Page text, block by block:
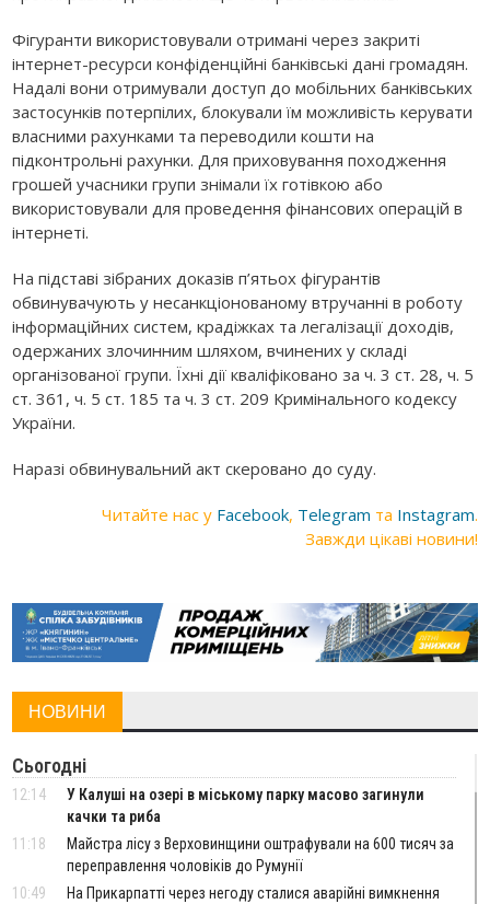
Фігуранти використовували отримані через закриті
інтернет-ресурси конфіденційні банківські дані громадян.
Надалі вони отримували доступ до мобільних банківських
застосунків потерпілих, блокували їм можливість керувати
власними рахунками та переводили кошти на
підконтрольні рахунки. Для приховування походження
грошей учасники групи знімали їх готівкою або
використовували для проведення фінансових операцій в
інтернеті.
На підставі зібраних доказів п’ятьох фігурантів
обвинувачують у несанкціонованому втручанні в роботу
інформаційних систем, крадіжках та легалізації доходів,
одержаних злочинним шляхом, вчинених у складі
організованої групи. Їхні дії кваліфіковано за ч. 3 ст. 28, ч. 5
ст. 361, ч. 5 ст. 185 та ч. 3 ст. 209 Кримінального кодексу
України.
Наразі обвинувальний акт скеровано до суду.
Читайте нас у Facebook, Telegram та Instagram.
Завжди цікаві новини!
НОВИНИ
Сьогодні
12:14
У Калуші на озері в міському парку масово загинули
качки та риба
11:18
Майстра лісу з Верховинщини оштрафували на 600 тисяч за
переправлення чоловіків до Румунії
10:49
На Прикарпатті через негоду сталися аварійні вимкнення